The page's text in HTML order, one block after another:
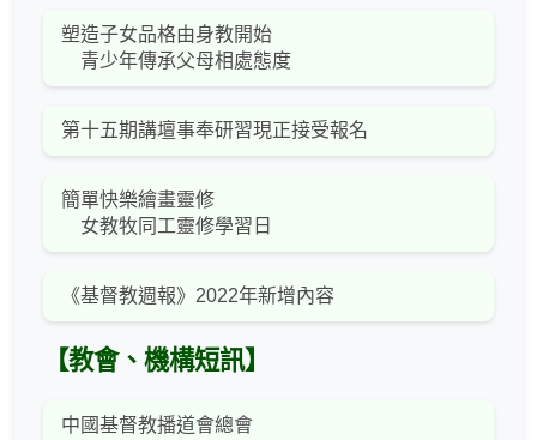
塑造子女品格由身教開始
青少年傳承父母相處態度
第十五期講壇事奉研習現正接受報名
簡單快樂繪畫靈修
女教牧同工靈修學習日
《基督教週報》2022年新增內容
【教會、機構短訊】
中國基督教播道會總會